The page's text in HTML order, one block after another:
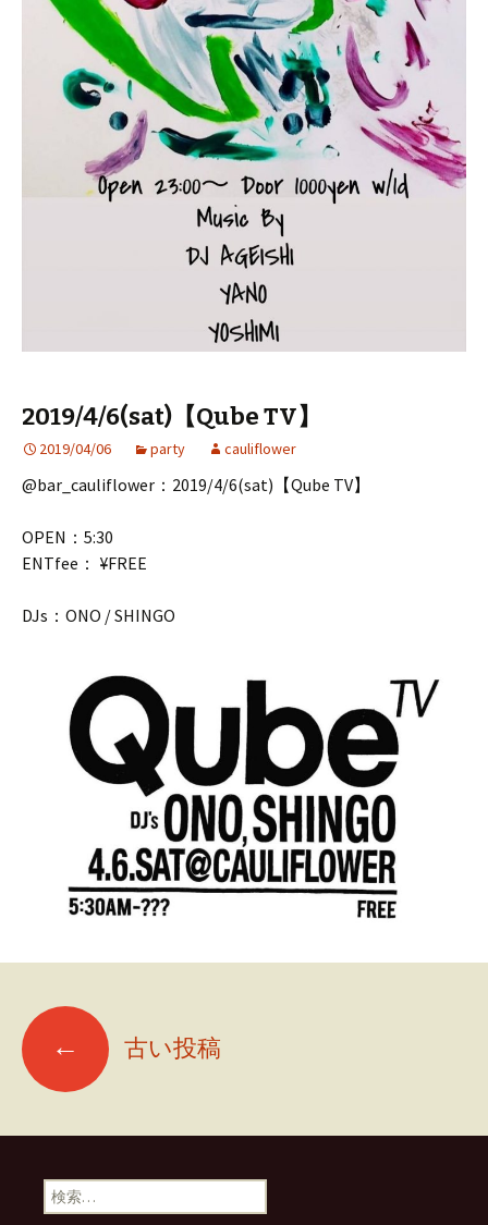
2019/4/6(sat)【Qube TV】
2019/04/06 party cauliflower
@bar_cauliflower：2019/4/6(sat)【Qube TV】
OPEN：5:30
ENTfee： ¥FREE
DJs：ONO / SHINGO
投稿ナビゲーション
← 古い投稿
検索: